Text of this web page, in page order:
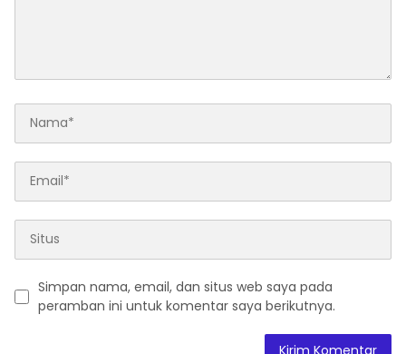
Simpan nama, email, dan situs web saya pada
peramban ini untuk komentar saya berikutnya.